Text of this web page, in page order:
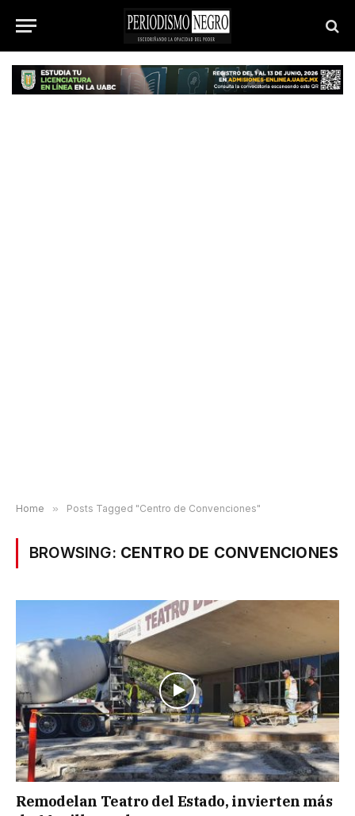
Home » Posts Tagged "Centro de Convenciones"
BROWSING: CENTRO DE CONVENCIONES
Remodelan Teatro del Estado, invierten más